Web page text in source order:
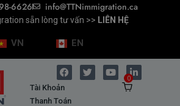
6626 info@TTNimmigration.ca
sẵn lòng tư vấn >> LIÊN HỆ
Chuyên gia Di trú >>ĐẶT LỊCH
Di trú (RCIC) >>ĐÁNH GIÁ HỒ SƠ
sẵn lòng tư vấn >> LIÊN HỆ
Chuyên gia Di trú >>ĐẶT LỊCH
VN EN
Tài Khoản
Thanh Toán
0